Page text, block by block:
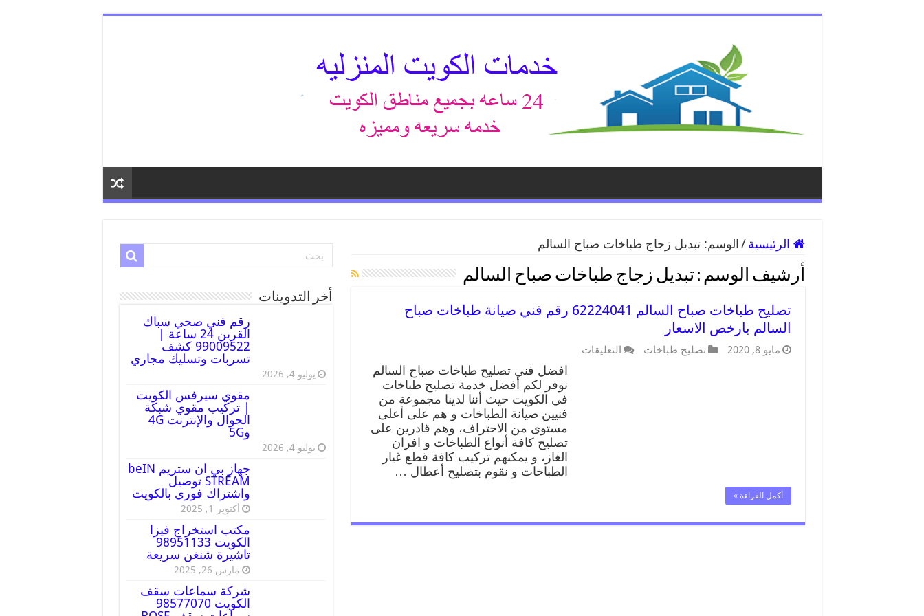
الرئيسية / الوسم:تبديل زجاج طباخات صباح السالم
أرشيف الوسم :تبديل زجاج طباخات صباح السالم
تصليح طباخات صباح السالم 62224041 رقم فني صيانة طباخات صباح
السالم بارخص الاسعار
مايو 8, 2020 تصليح طباخات التعليقات
افضل فني تصليح طباخات صباح السالم
نوفر لكم أفضل خدمة تصليح طباخات
في الكويت حيث أننا لدينا مجموعة من
فنيين صيانة الطباخات و هم على أعلى
مستوى من الاحتراف، وهم قادرين على
تصليح كافة أنواع الطباخات و افران
الغاز، و يمكنهم تركيب كافة قطع غيار
الطباخات و نقوم بتصليح أعطال …
أكمل القراءة »
أخر التدوينات
رقم فني صحي سباك
القرين 24 ساعة |
99009522 كشف
تسربات وتسليك مجاري
يوليو 4, 2026
مقوي سيرفس الكويت
| تركيب مقوي شبكة
الجوال والإنترنت 4G
و5G
يوليو 4, 2026
جهاز بي ان ستريم beIN
STREAM توصيل
واشتراك فوري بالكويت
أكتوبر 1, 2025
مكتب استخراج فيزا
الكويت 98951133
تاشيرة شنغن سريعة
مارس 26, 2025
شركة سماعات سقف
الكويت 98577070